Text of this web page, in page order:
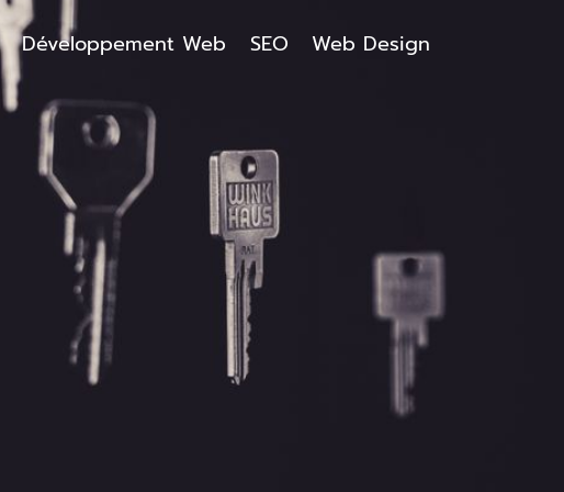
Développement Web SEO Web Design